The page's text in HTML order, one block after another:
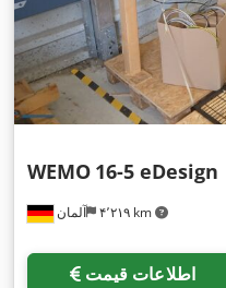
آلمان ۴٬۲۱۹ km
WEMO 16-5 eDesign
اطلاعات قیمت